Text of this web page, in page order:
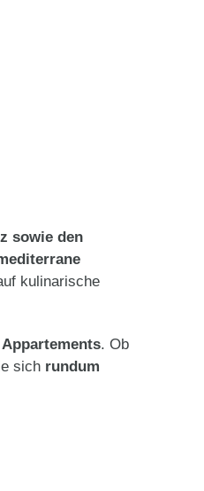
sowie den
kulinarische
. Ob
sich rundum